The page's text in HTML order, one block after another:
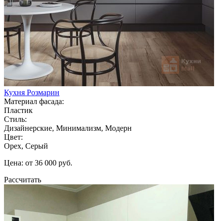
Кухня Розмарин
Материал фасада:
Пластик
Стиль:
Дизайнерские, Минимализм, Модерн
Цвет:
Орех, Серый
Цена: от 36 000 руб.
Рассчитать